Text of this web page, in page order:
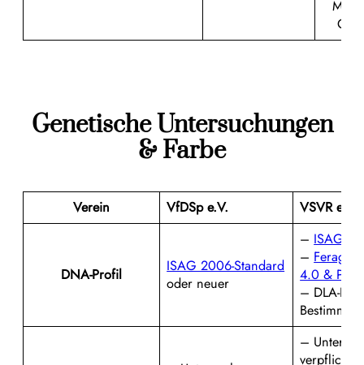
Genetische Untersuchungen
& Farbe
Verein VfDSp e.V. VSVR e.V.
DNA-Profil
ISAG 2006-Standard
oder neuer
– ISAG
–
4.0 &
– DLA-
–